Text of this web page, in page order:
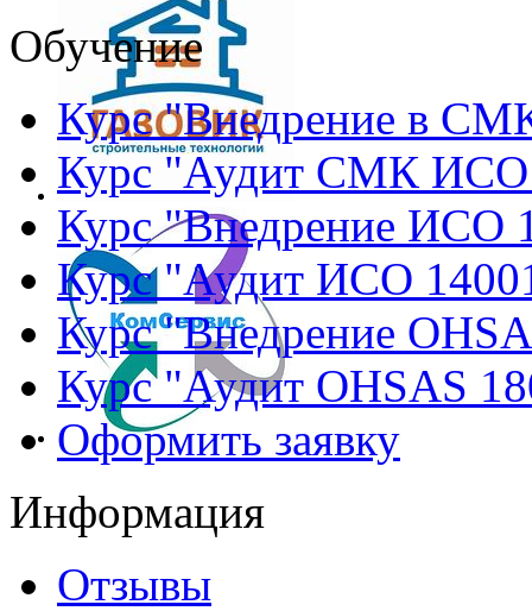
Обучение
Курс "Внедрение в
Курс "Аудит СМК ИСО
Курс "Внедрение ИСО
Курс "Аудит ИСО
Курс "Внедрение
Курс "Аудит OHSAS
Оформить заявку
Информация
Отзывы